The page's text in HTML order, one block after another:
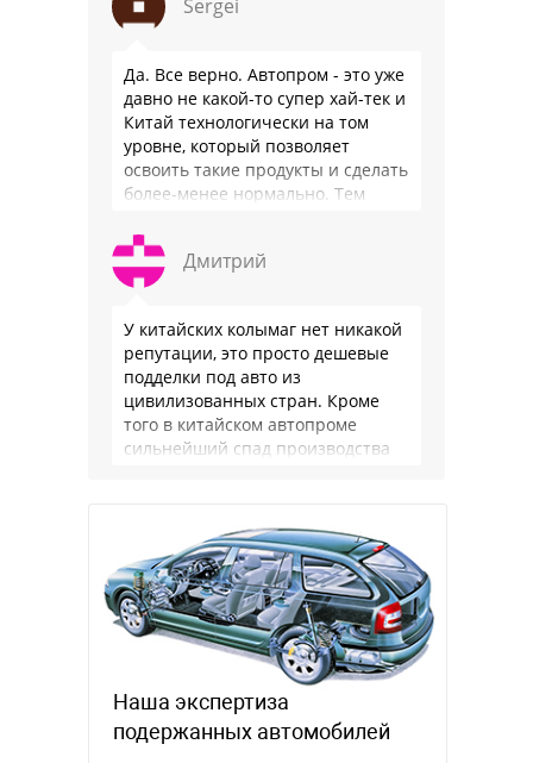
Sergei
Да. Все верно. Автопром - это уже
давно не какой-то супер хай-тек и
Китай технологически на том
уровне, который позволяет
освоить такие продукты и сделать
более-менее нормально. Тем
Дмитрий
У китайских колымаг нет никакой
репутации, это просто дешевые
подделки под авто из
цивилизованных стран. Кроме
того в китайском автопроме
сильнейший спад производства
Наша экспертиза
подержанных автомобилей